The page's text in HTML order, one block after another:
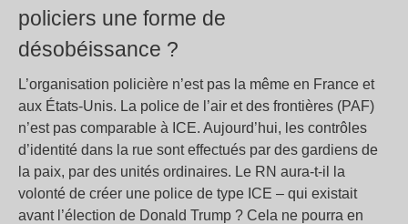
policiers une forme de
désobéissance ?
L’organisation policière n’est pas la même en France et
aux États-Unis. La police de l’air et des frontières (PAF)
n’est pas comparable à ICE. Aujourd’hui, les contrôles
d’identité dans la rue sont effectués par des gardiens de
la paix, par des unités ordinaires. Le RN aura-t-il la
volonté de créer une police de type ICE – qui existait
avant l’élection de Donald Trump ? Cela ne pourra en